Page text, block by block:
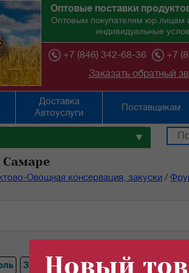
Оптовые поставки
Оптовым покупателям юр.лицам
индивидуальные
+7 (846) 342-68-36
+7
Заказать обратный
Доставка
Автоуслуги
Поставщикам
▼
Самаре
Овощная консервация, закуски /
Зеленый Томаты Грибы